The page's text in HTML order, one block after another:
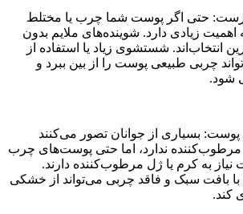
حتی اگر پوست شما چرب یا مختلط
اهمیت زیادی دارد. شوینده‌های ملایم بدون
انتخاب‌اند. شستشوی زیاد یا استفاده از
چربی طبیعی پوست را از بین ببرد و
شود.
بسیاری از جوانان تصور می‌کنند
ندارد، اما حتی پوست‌های چرب
به کرم یا ژل مرطوب‌کننده دارند.
با بافت سبک و فاقد چربی می‌تواند از خشکی
کند.